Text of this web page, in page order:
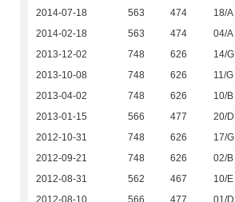
2014-07-18 563 474 18/A
2014-02-18 563 474 04/A
2013-12-02 748 626 14/G
2013-10-08 748 626 11/G
2013-04-02 748 626 10/B
2013-01-15 566 477 20/D
2012-10-31 748 626 17/G
2012-09-21 748 626 02/B
2012-08-31 562 467 10/E